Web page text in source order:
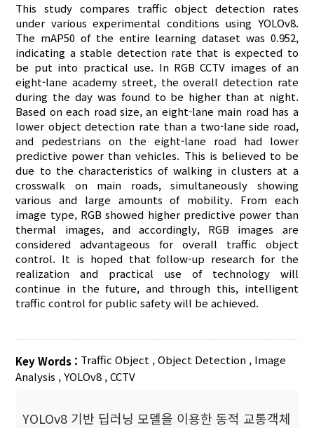
This study compares traffic object detection rates
under various experimental conditions using YOLOv8.
The mAP50 of the entire learning dataset was 0.952,
indicating a stable detection rate that is expected to
be put into practical use. In RGB CCTV images of an
eight-lane academy street, the overall detection rate
during the day was found to be higher than at night.
Based on each road size, an eight-lane main road has a
lower object detection rate than a two-lane side road,
and pedestrians on the eight-lane road had lower
predictive power than vehicles. This is believed to be
due to the characteristics of walking in clusters at a
crosswalk on main roads, simultaneously showing
various and large amounts of mobility. From each
image type, RGB showed higher predictive power than
thermal images, and accordingly, RGB images are
considered advantageous for overall traffic object
control. It is hoped that follow-up research for the
realization and practical use of technology will
continue in the future, and through this, intelligent
traffic control for public safety will be achieved.
Key Words : Traffic Object ,Object Detection , Image
Analysis ,YOLOv8 ,CCTV
YOLOv8 기반 딥러닝 모델을 이용한 동적 교통객체